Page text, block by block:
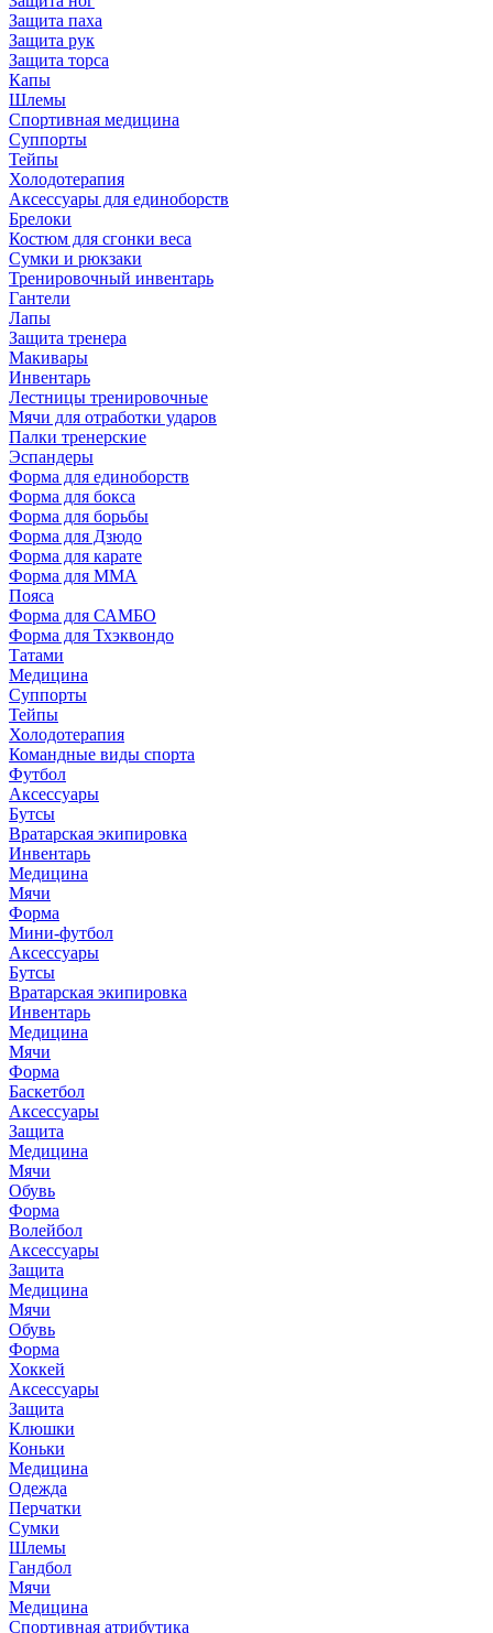
Защита паха
Защита рук
Защита торса
Капы
Шлемы
Спортивная медицина
Суппорты
Тейпы
Холодотерапия
Аксессуары для единоборств
Брелоки
Костюм для сгонки веса
Сумки и рюкзаки
Тренировочный инвентарь
Гантели
Лапы
Защита тренера
Макивары
Инвентарь
Лестницы тренировочные
Мячи для отработки ударов
Палки тренерские
Эспандеры
Форма для единоборств
Форма для бокса
Форма для борьбы
Форма для Дзюдо
Форма для карате
Форма для MMA
Пояса
Форма для САМБО
Форма для Тхэквондо
Татами
Медицина
Суппорты
Тейпы
Холодотерапия
Командные виды спорта
Футбол
Аксессуары
Бутсы
Вратарская экипировка
Инвентарь
Медицина
Мячи
Форма
Мини-футбол
Аксессуары
Бутсы
Вратарская экипировка
Инвентарь
Медицина
Мячи
Форма
Баскетбол
Аксессуары
Защита
Медицина
Мячи
Обувь
Форма
Волейбол
Аксессуары
Защита
Медицина
Мячи
Обувь
Форма
Хоккей
Аксессуары
Защита
Клюшки
Коньки
Медицина
Одежда
Перчатки
Сумки
Шлемы
Гандбол
Мячи
Медицина
Спортивная атрибутика